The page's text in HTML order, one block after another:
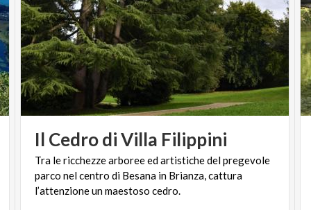
Il CedrodiVilla Filippini
Tra le ricchezze arboree ed artistiche del pregevole
parco nel centro di Besana in Brianza, cattura
l’attenzione un maestoso cedro.